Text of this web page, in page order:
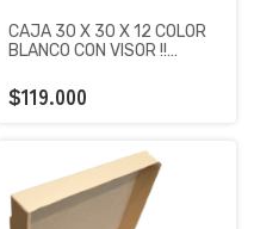
CAJA 30 X 30 X 12 COLOR
BLANCO CON VISOR !!
PREMIUM X 50 UNIDADES
$119.000